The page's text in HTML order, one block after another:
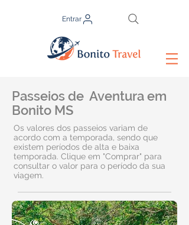
Entrar
Passeios de Aventura em
Bonito MS
Os valores dos passeios variam de
acordo com a temporada, sendo que
existem períodos de alta e baixa
temporada. Clique em "Comprar" para
consultar o valor para o período da sua
viagem.